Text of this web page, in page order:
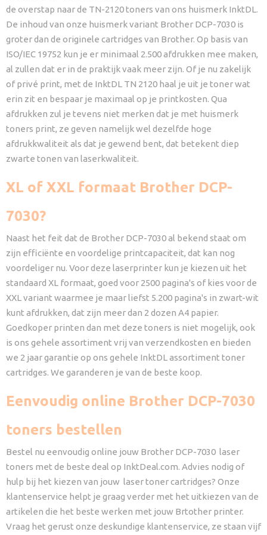
de overstap naar de TN-2120 toners van ons huismerk InktDL.
De inhoud van onze huismerk variant Brother DCP-7030 is
groter dan de originele cartridges van Brother. Op basis van
ISO/IEC 19752 kun je er minimaal 2.500 afdrukken mee maken,
al zullen dat er in de praktijk vaak meer zijn. Of je nu zakelijk
of privé print, met de InktDL TN 2120 haal je uit je toner wat
erin zit en bespaar je maximaal op je printkosten. Qua
afdrukken zul je tevens niet merken dat je met huismerk
toners print, ze geven namelijk wel dezelfde hoge
afdrukkwaliteit als dat je gewend bent, dat betekent diep
zwarte tonen van laserkwaliteit.
XL of XXL formaat Brother DCP-
7030?
Naast het feit dat de Brother DCP-7030 al bekend staat om
zijn efficiënte en voordelige printcapaciteit, dat kan nog
voordeliger nu. Voor deze laserprinter kun je kiezen uit het
standaard XL formaat, goed voor 2500 pagina's of kies voor de
XXL variant waarmee je maar liefst 5.200 pagina's in zwart-wit
kunt afdrukken, dat zijn meer dan 2 dozen A4 papier.
Goedkoper printen dan met deze toners is niet mogelijk, ook
is ons gehele assortiment vrij van verzendkosten en bieden
we 2 jaar garantie op ons gehele InktDL assortiment toner
cartridges. We garanderen je van de beste koop.
Eenvoudig online Brother DCP-7030
toners bestellen
Bestel nu eenvoudig online jouw Brother DCP-7030 laser
toners met de beste deal op InktDeal.com. Advies nodig of
hulp bij het kiezen van jouw laser toner cartridges? Onze
klantenservice helpt je graag verder met het uitkiezen van de
artikelen die het beste werken met jouw Brtother printer.
Vraag het gerust onze deskundige klantenservice, ze staan vijf